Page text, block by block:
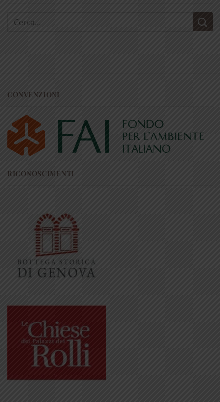
Cerca:
CONVENZIONI
RICONOSCIMENTI